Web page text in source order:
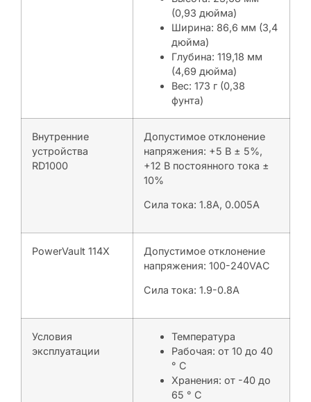
(0,93 дюйма)
Ширина: 86,6 мм (3,4
дюйма)
Глубина: 119,18 мм
(4,69 дюйма)
Вес: 173 г (0,38
фунта)
Внутренние
устройства
RD1000
Допустимое отклонение
напряжения: +5 В ± 5%,
+12 В постоянного тока ±
10%
Сила тока: 1.8A, 0.005A
PowerVault 114X
Допустимое отклонение
напряжения: 100-240VAC
Сила тока: 1.9-0.8A
Условия
эксплуатации
Температура
Рабочая: от 10 до 40
° C
Хранения: от -40 до
65 ° C